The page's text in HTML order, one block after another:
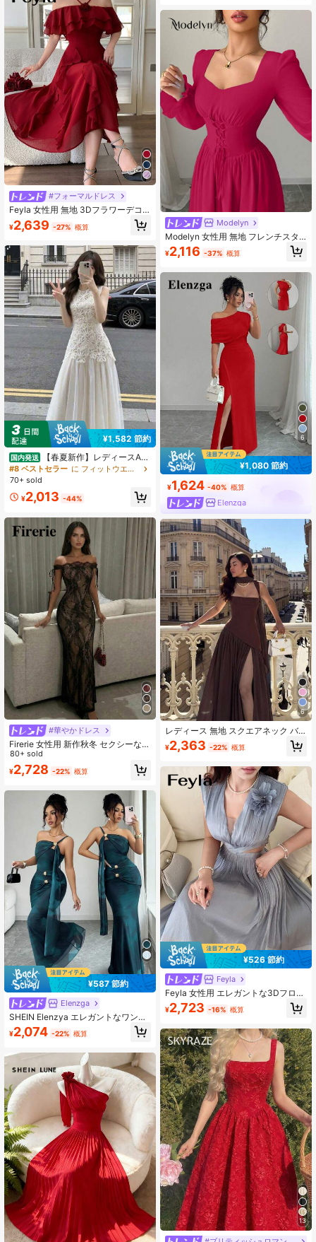
#フォーマルドレス
Feyla 女性用 無地 3Dフラワーデコ
レーション オフショルダー フリルヘ
ム エレガントドレス
¥2,639 -27% 概算
¥1,582 節約
国内発送
【春夏新作】レディースAラ
インロングワンピース（ノースリー
ブキャミソール／チュール切り替
フレンチ×韓国風 フェミニン 高見え
立体花飾り
#8 ベストセラー
に フィットウエスト 女性のドレス
70+ sold
¥2,013 -44%
#華やかドレス
Firerie 女性用 新作秋冬 セクシーなS
ラインレース長袖バストコントロー
ルボディコンロングドレス、夏ドレ
ス、ティーパーティードレス、エレ
80+ sold
¥2,728 -22% 概算
¥587 節約
Elenzga
SHEIN Elenzya エレガントなワンシ
ョルダーマーメイドドレス、夏用
¥2,074 -22% 概算
ロム、イブニング、誕生日、結婚
式、学校始業式などのシーンに適し
た、上品でスリムフィットなスタイ
Modelyn
Modelyn 女性用 無地 フレンチスタ
イル ハイエンド リボン付きフレアス
リーブ ウエストシェイプドドレス
¥2,116 -37% 概算
6
¥1,080 節約
¥1,624 -40% 概算
Elenzga
6
レディース 無地 スクエアネック バ
ックレス リボン フリルヘム セクシ
ー バケーション ウェディング パー
ラウン ボヘミアンシック
¥2,363 -22% 概算
¥526 節約
Feyla
Feyla 女性用 エレガントな3Dフロー
ラルギャザーウエストドレス
¥2,723 -16% 概算
13